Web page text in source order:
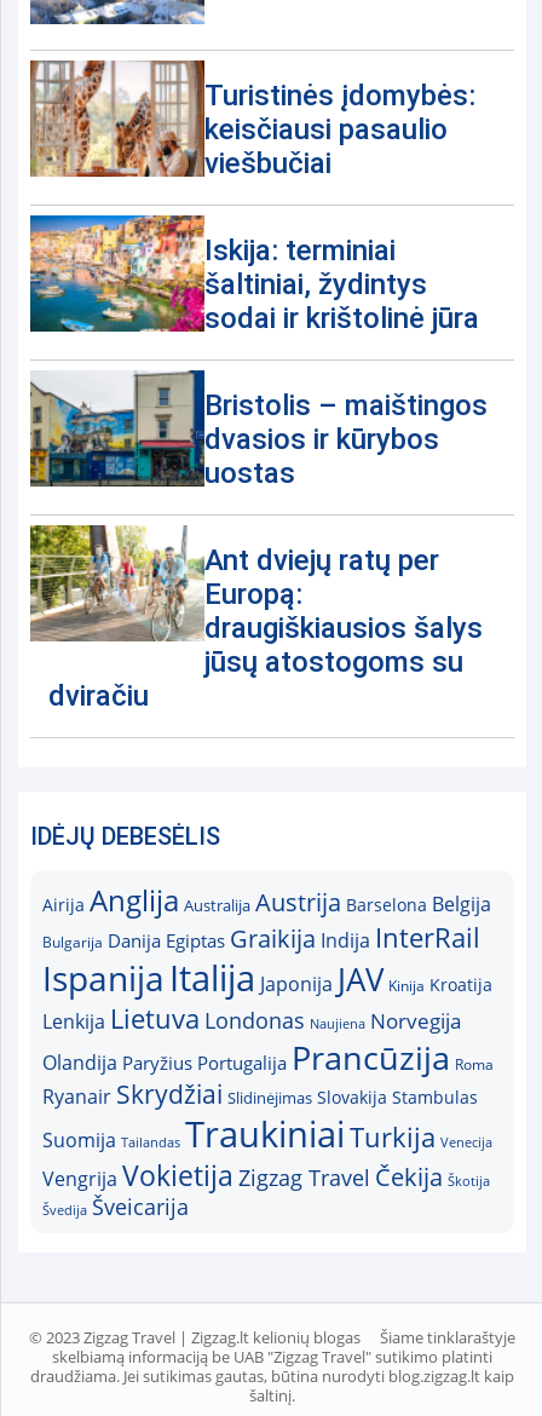
Turistinės įdomybės:
keisčiausi pasaulio
viešbučiai
Iskija: terminiai
šaltiniai, žydintys
sodai ir krištolinė jūra
Bristolis – maištingos
dvasios ir kūrybos
uostas
Ant dviejų ratų per
Europą:
draugiškiausios šalys
jūsų atostogoms su
dviračiu
IDĖJŲ DEBESĖLIS
Airija Anglija Australija Austrija Barselona Belgija
Bulgarija Danija Egiptas Graikija Indija InterRail
Ispanija Italija Japonija JAV Kinija Kroatija
Lenkija Lietuva Londonas Naujiena Norvegija
Olandija Paryžius Portugalija Prancūzija Roma
Ryanair Skrydžiai Slidinėjimas Slovakija Stambulas
Suomija Tailandas TraukiniaiTurkija Venecija
Vengrija Vokietija Zigzag Travel Čekija Škotija
Švedija Šveicarija
© 2023 Zigzag Travel | Zigzag.lt kelionių blogas
Šiame tinklaraštyje
skelbiamą informaciją be UAB "Zigzag Travel" sutikimo platinti
draudžiama. Jei sutikimas gautas, būtina nurodyti blog.zigzag.lt kaip
šaltinį.